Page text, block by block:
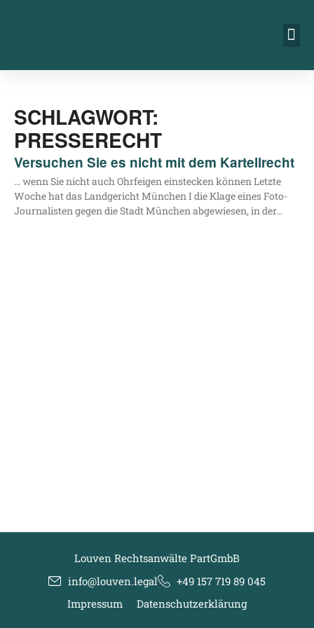
SCHLAGWORT:
PRESSERECHT
Versuchen Sie es nicht mit dem Kartellrecht
… wenn Sie nicht auch Ohr­fei­gen ein­ste­cken kön­nen Letz­te
Woche hat das Land­ge­richt Mün­chen I die Kla­ge eines Foto-
Jour­na­­lis­­ten gegen die Stadt Mün­chen abge­wie­sen, in der…
Louven Rechtsanwälte PartGmbB
info@louven.legal
+49 157 719 89 045
Impressum
Datenschutzerklärung